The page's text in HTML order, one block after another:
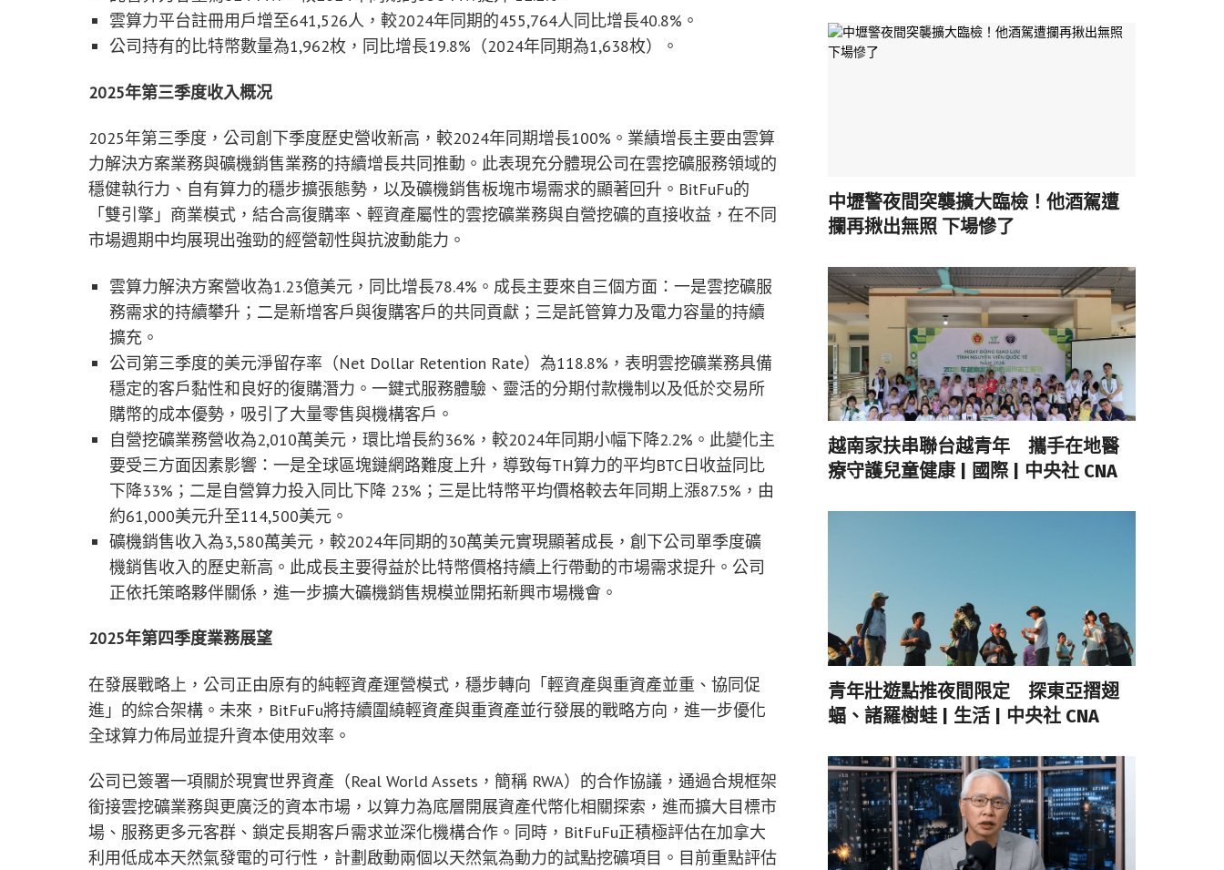
雲算力平台註冊用戶增至641,526人，較2024年同期的455,764人同比增長40.8%。
公司持有的比特幣數量為1,962枚，同比增長19.8%（2024年同期為1,638枚）。
2025年第三季度收入概况
2025年第三季度，公司創下季度歷史營收新高，較2024年同期增長100%。業績增長主要由雲算
力解決方案業務與礦機銷售業務的持續增長共同推動。此表現充分體現公司在雲挖礦服務領域的
穩健執行力、自有算力的穩步擴張態勢，以及礦機銷售板塊市場需求的顯著回升。BitFuFu的
「雙引擎」商業模式，結合高復購率、輕資產屬性的雲挖礦業務與自營挖礦的直接收益，在不同
市場週期中均展現出強勁的經營韌性與抗波動能力。
雲算力解決方案營收為1.23億美元，同比增長78.4%。成長主要來自三個方面：一是雲挖礦服
務需求的持續攀升；二是新增客戶與復購客戶的共同貢獻；三是託管算力及電力容量的持續
擴充。
公司第三季度的美元淨留存率（Net Dollar Retention Rate）為118.8%，表明雲挖礦業務具備
穩定的客戶黏性和良好的復購潛力。一鍵式服務體驗、靈活的分期付款機制以及低於交易所
購幣的成本優勢，吸引了大量零售與機構客戶。
自營挖礦業務營收為2,010萬美元，環比增長約36%，較2024年同期小幅下降2.2%。此變化主
要受三方面因素影響：一是全球區塊鏈網路難度上升，導致每TH算力的平均BTC日收益同比
下降33%；二是自營算力投入同比下降 23%；三是比特幣平均價格較去年同期上漲87.5%，由
約61,000美元升至114,500美元。
礦機銷售收入為3,580萬美元，較2024年同期的30萬美元實現顯著成長，創下公司單季度礦
機銷售收入的歷史新高。此成長主要得益於比特幣價格持續上行帶動的市場需求提升。公司
正依托策略夥伴關係，進一步擴大礦機銷售規模並開拓新興市場機會。
2025年第四季度業務展望
在發展戰略上，公司正由原有的純輕資產運營模式，穩步轉向「輕資產與重資產並重、協同促
進」的綜合架構。未來，BitFuFu將持續圍繞輕資產與重資產並行發展的戰略方向，進一步優化
全球算力佈局並提升資本使用效率。
公司已簽署一項關於現實世界資產（Real World Assets，簡稱 RWA）的合作協議，通過合規框架
銜接雲挖礦業務與更廣泛的資本市場，以算力為底層開展資產代幣化相關探索，進而擴大目標市
場、服務更多元客群、鎖定長期客戶需求並深化機構合作。同時，BitFuFu正積極評估在加拿大
利用低成本天然氣發電的可行性，計劃啟動兩個以天然氣為動力的試點挖礦項目。目前重點評估
中壢警夜間突襲擴大臨檢！他酒駕遭
攔再揪出無照 下場慘了
越南家扶串聯台越青年 攜手在地醫
療守護兒童健康 | 國際 | 中央社 CNA
青年壯遊點推夜間限定 探東亞摺翅
蝠、諸羅樹蛙 | 生活 | 中央社 CNA